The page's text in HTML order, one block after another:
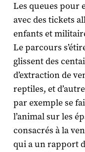
Les queues pour
avec des tickets
enfants et
Le parcours
glissent des
d’extraction de
reptiles, et
par exemple se
l’animal sur les
consacrés à la
qui a un rapport